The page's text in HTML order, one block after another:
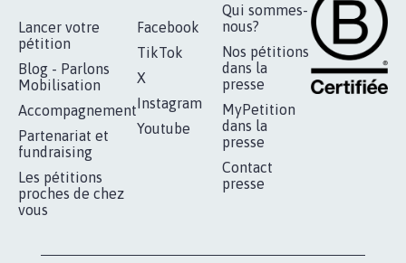
Lancer votre
pétition
Blog - Parlons
Mobilisation
Accompagnement
Partenariat et
fundraising
Les pétitions
proches de chez
vous
Facebook
TikTok
X
Instagram
Youtube
Qui sommes-
nous?
Nos pétitions
dans la
presse
MyPetition
dans la
presse
Contact
presse